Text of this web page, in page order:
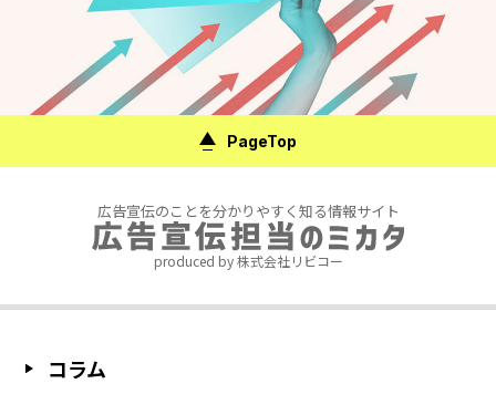
PageTop
広告宣伝のことを分かりやすく知る情報サイト
produced by 株式会社リビコー
コラム